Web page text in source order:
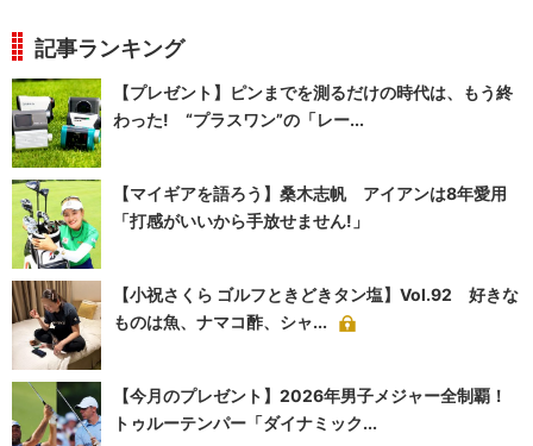
記事ランキング
【プレゼント】ピンまでを測るだけの時代は、もう終
わった! “プラスワン”の「レー...
【マイギアを語ろう】桑木志帆 アイアンは8年愛用
「打感がいいから手放せません!」
【小祝さくら ゴルフときどきタン塩】Vol.92 好きな
ものは魚、ナマコ酢、シャ...
【今月のプレゼント】2026年男子メジャー全制覇！
トゥルーテンパー「ダイナミック...